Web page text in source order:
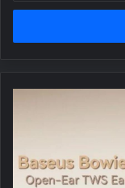
adresinizi
içi
kulaklıklarını